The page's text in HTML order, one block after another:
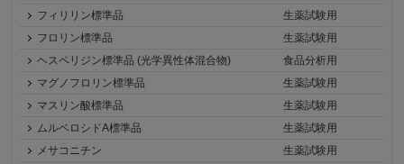
フィリリン標準品
生薬試験用
フロリン標準品
生薬試験用
ヘスペリジン標準品 (光学異性体混合物)
食品分析用
マグノフロリン標準品
生薬試験用
マスリン酸標準品
生薬試験用
ムルベロシドA標準品
生薬試験用
メサコニチン
生薬試験用